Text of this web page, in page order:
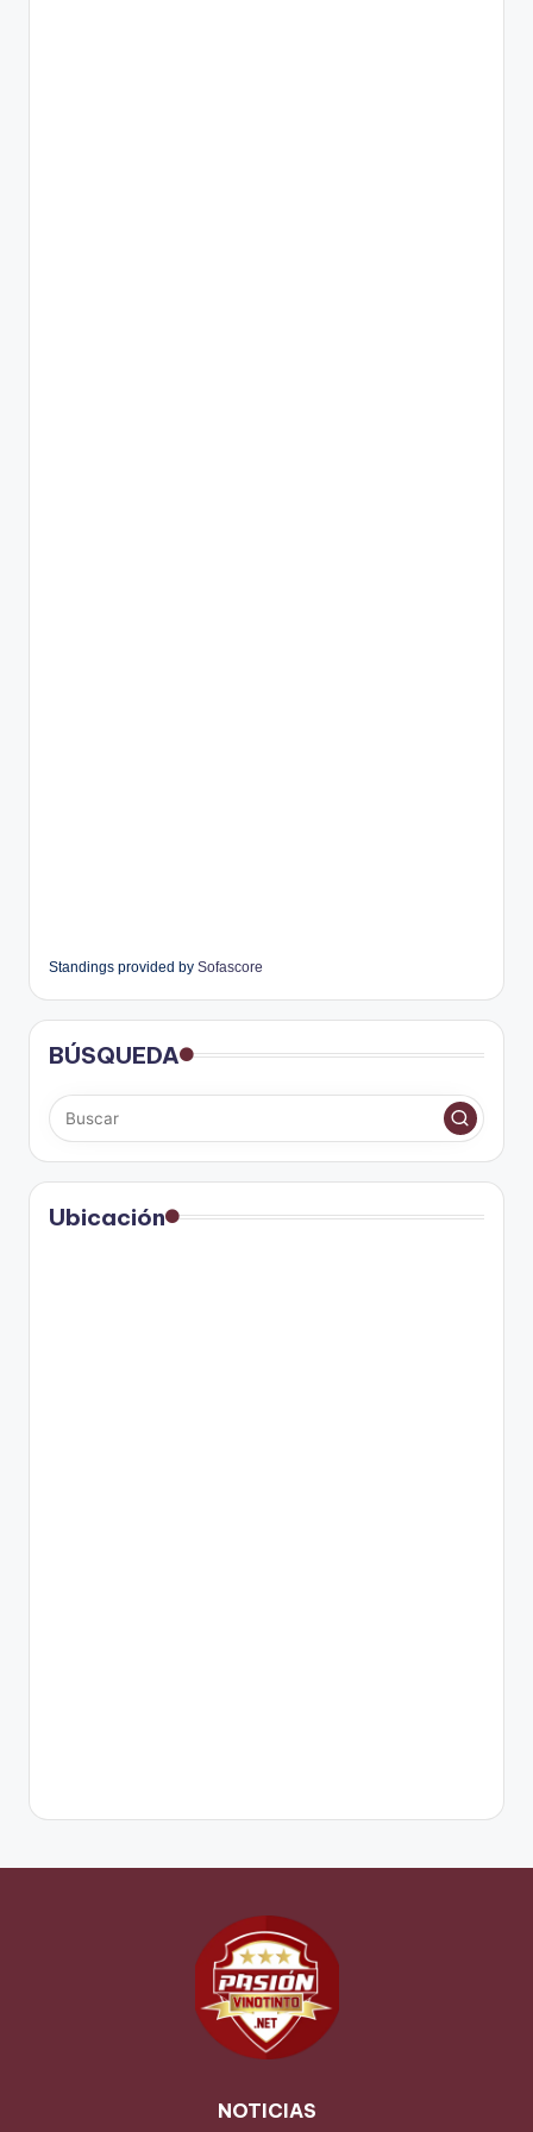
Standings provided by Sofascore
BÚSQUEDA
Ubicación
NOTICIAS